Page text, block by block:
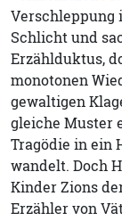
Verschleppung
Schlicht und
Erzählduktus,
monotonen
gewaltigen
gleiche Muster
Tragödie in ein
wandelt. Doch
Kinder Zions
Erzähler von